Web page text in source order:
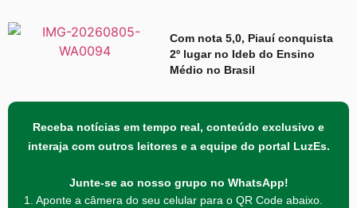
Com nota 5,0, Piauí conquista
2º lugar no Ideb do Ensino
Médio no Brasil
Receba notícias em tempo real, conteúdo exclusivo e
interaja com outros leitores e a equipe do portal LuzEs.
Junte-se ao nosso grupo no WhatsApp!
1. Aponte a câmera do seu celular para o QR Code abaixo.